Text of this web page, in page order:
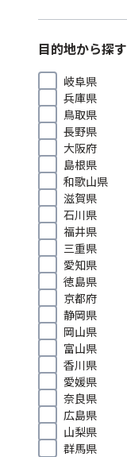
目的地から探す
岐阜県
兵庫県
鳥取県
長野県
大阪府
島根県
和歌山県
滋賀県
石川県
福井県
三重県
愛知県
徳島県
京都府
静岡県
岡山県
富山県
香川県
愛媛県
奈良県
広島県
山梨県
群馬県